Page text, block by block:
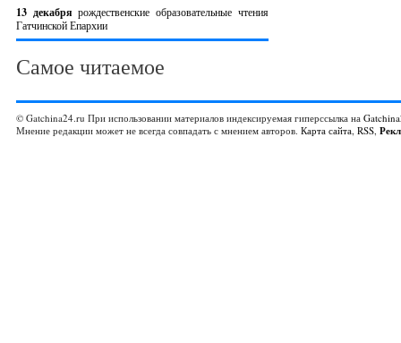
13 декабрярождественские образовательные чтения
Гатчинской Епархии
Самое читаемое
© Gatchina24.ru При использовании материалов индексируемая гиперссылка на
Мнение редакции может не всегда совпадать с мнением авторов. Карта сайта, RSS,